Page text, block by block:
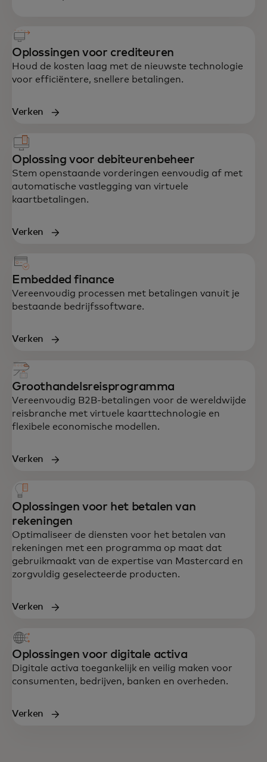
Oplossingen voor crediteuren
Houd de kosten laag met de nieuwste technologie
voor efficiëntere, snellere betalingen.
Verken
Oplossing voor debiteurenbeheer
Stem openstaande vorderingen eenvoudig af met
automatische vastlegging van virtuele
kaartbetalingen.
Verken
Embedded finance
Vereenvoudig processen met betalingen vanuit je
bestaande bedrijfssoftware.
Verken
Groothandelsreisprogramma
Vereenvoudig B2B-betalingen voor de wereldwijde
reisbranche met virtuele kaarttechnologie en
flexibele economische modellen.
Verken
Oplossingen voor het betalen van
rekeningen
Optimaliseer de diensten voor het betalen van
rekeningen met een programma op maat dat
gebruikmaakt van de expertise van Mastercard en
zorgvuldig geselecteerde producten.
Verken
Oplossingen voor digitale activa
Digitale activa toegankelijk en veilig maken voor
consumenten, bedrijven, banken en overheden.
Verken